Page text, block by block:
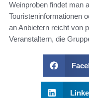
Weinproben findet man
Touristeninformationen
an Anbietern reicht von
Veranstaltern, die